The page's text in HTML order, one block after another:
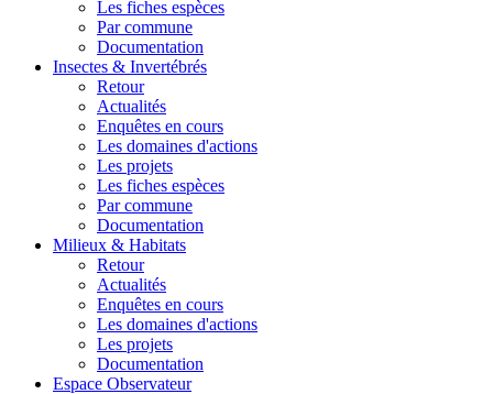
Les fiches espèces
Par commune
Documentation
Insectes & Invertébrés
Retour
Actualités
Enquêtes en cours
Les domaines d'actions
Les projets
Les fiches espèces
Par commune
Documentation
Milieux & Habitats
Retour
Actualités
Enquêtes en cours
Les domaines d'actions
Les projets
Documentation
Espace Observateur